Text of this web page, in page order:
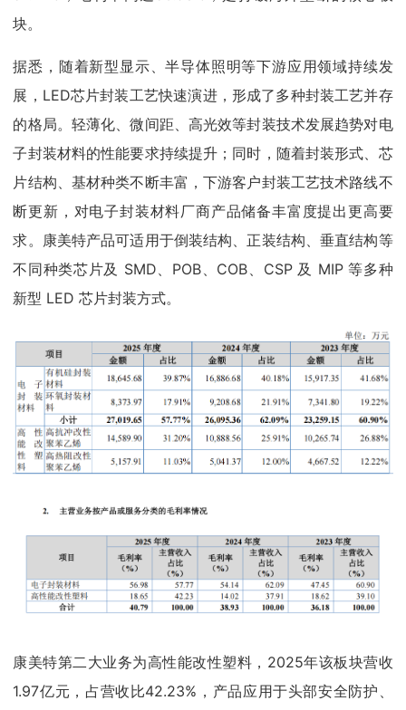
块。
据悉，随着新型显示、半导体照明等下游应用领域持续发
展，LED芯片封装工艺快速演进，形成了多种封装工艺并存
的格局。轻薄化、微间距、高光效等封装技术发展趋势对电
子封装材料的性能要求持续提升；同时，随着封装形式、芯
片结构、基材种类不断丰富，下游客户封装工艺技术路线不
断更新，对电子封装材料厂商产品储备丰富度提出更高要
求。康美特产品可适用于倒装结构、正装结构、垂直结构等
不同种类芯片及 SMD、POB、COB、CSP 及 MIP 等多种
新型 LED 芯片封装方式。
康美特第二大业务为高性能改性塑料，2025年该板块营收
1.97亿元，占营收比42.23%，产品应用于头部安全防护、